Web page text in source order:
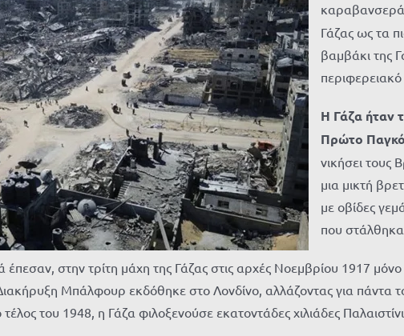
Γάζας ως τα
βαμβάκι της
Η Γάζα ήταν
Πρώτο
νικήσει τους
μια μικτή
με οβίδες
που
έπεσαν, στην τρίτη μάχη της Γάζας στις αρχές Νοεμβρίου 1917
Μπάλφουρ εκδόθηκε στο Λονδίνο, αλλάζοντας για πάντα
του 1948, η Γάζα φιλοξενούσε εκατοντάδες χιλιάδες